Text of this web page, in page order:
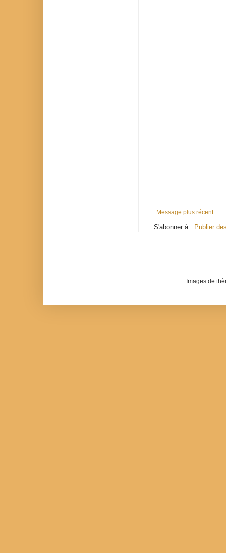
Message plus récent
S'abonner à : Publier
Images de